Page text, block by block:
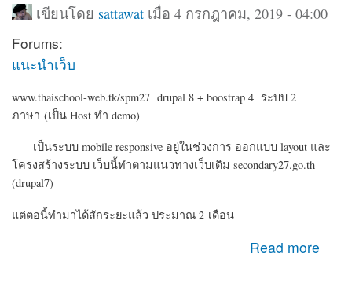
เขียนโดย sattawat เมื่อ 4 กรกฎาคม, 2019 - 04:00
Forums:
แนะนำเว็บ
www.thaischool-web.tk/spm27 drupal 8 + boostrap 4 ระบบ 2
ภาษา (เป็น Host ทำ demo)
เป็นระบบ mobile responsive อยู่ในช่วงการ ออกแบบ layout และ
โครงสร้างระบบ เว็บนี้ทำตามแนวทางเว็บเดิม secondary27.go.th
(drupal7)
แต่ตอนี้ทำมาได้สักระยะแล้ว ประมาณ 2 เดือน
Read more
about Drupal 8 ระบบเครือข่ายสมาชิก ข่าวประชาสัมพันธ์
สำนักงานเขต